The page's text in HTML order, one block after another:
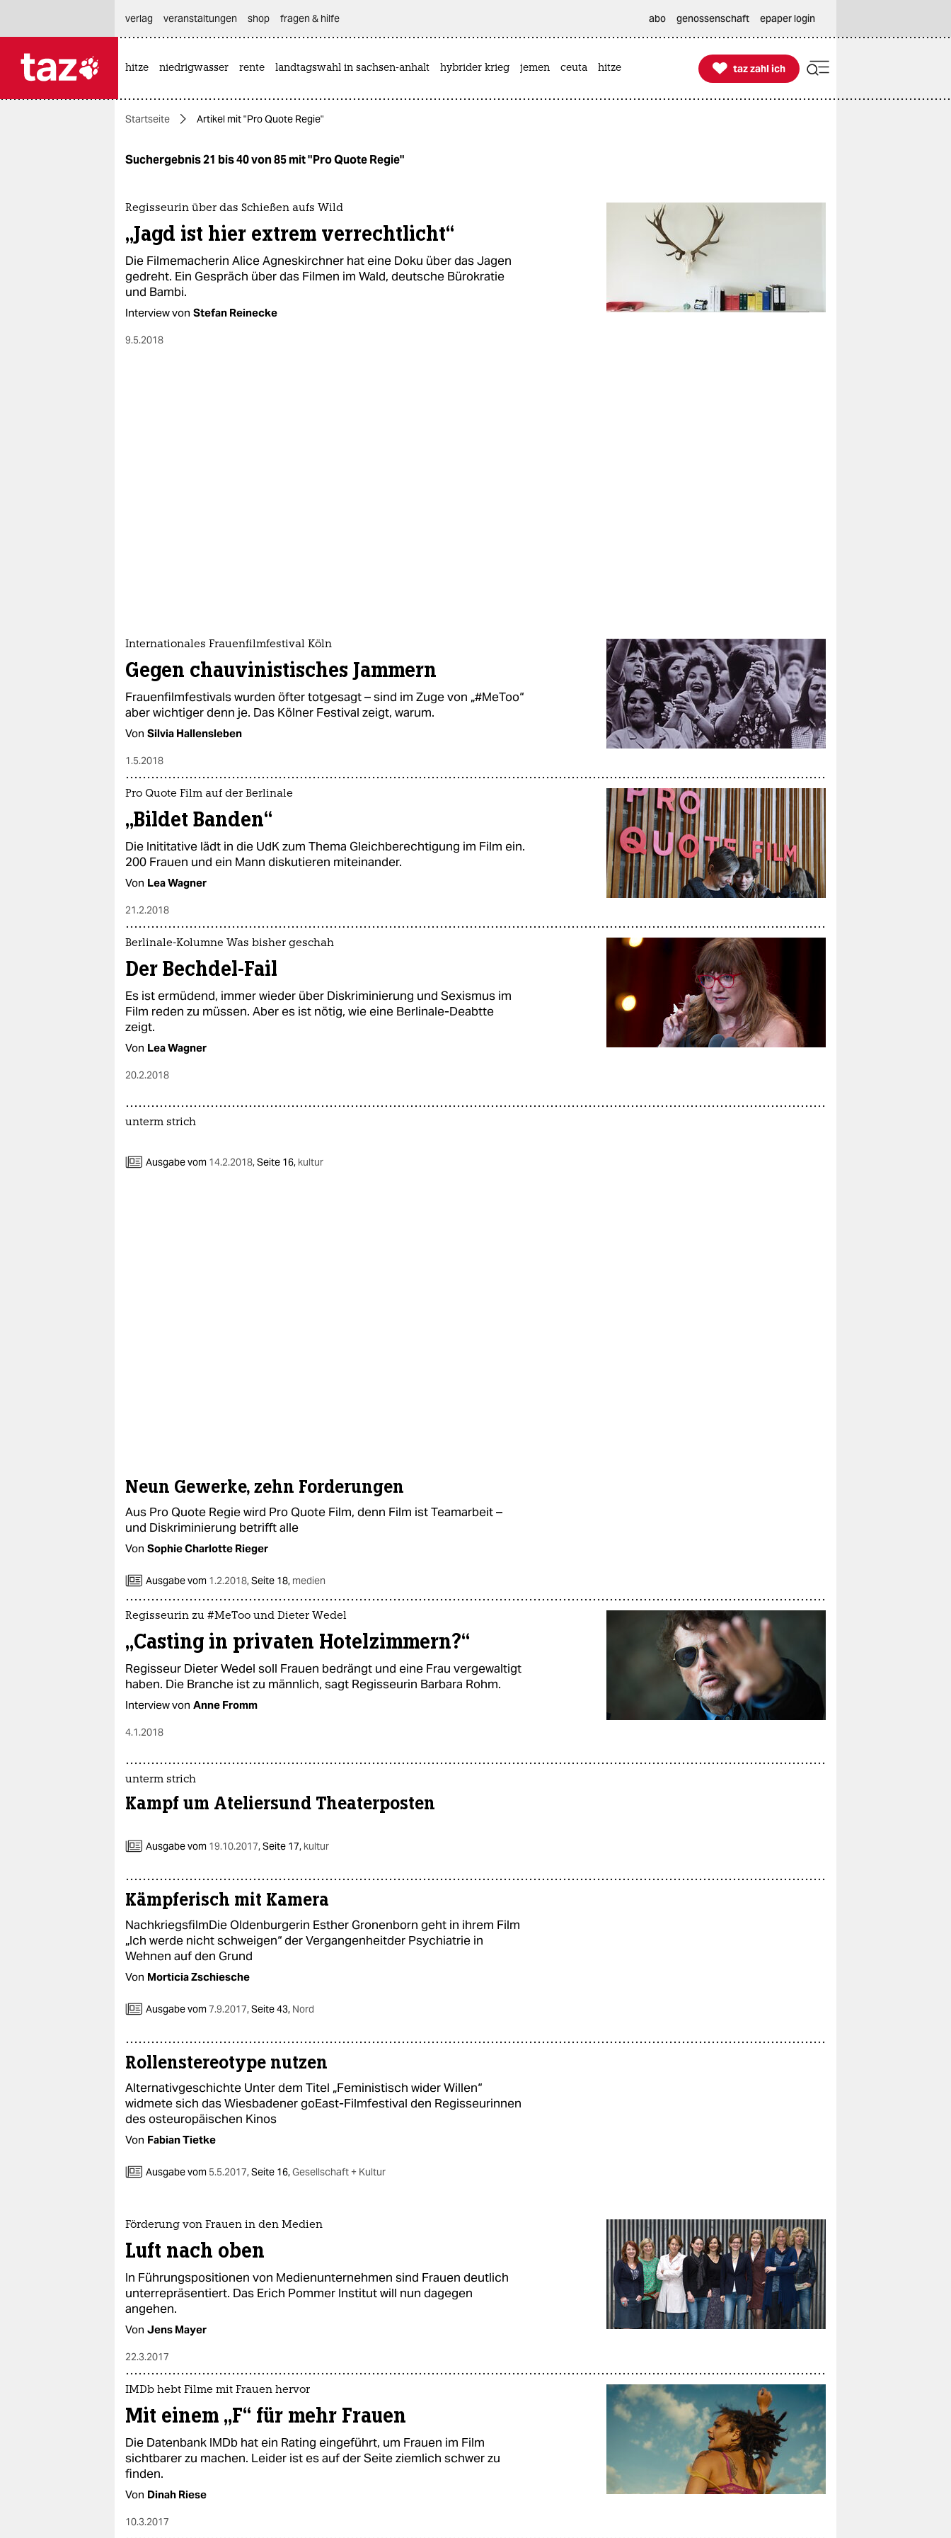
themen
politik
gesellschaft
kultur
sport
berlin
nord
epaper login
verlag
veranstaltungen shop fragen & hilfe abo genossenschaft epaper login
hitze niedrigwasser rente landtagswahl in sachsen-anhalt hybrider krieg jemen ceuta hitze 
taz zahl ich
taz zahl ich
Startseite Artikel mit "Pro Quote Regie"
Suchergebnis 21 bis 40 von 85 mit "Pro Quote Regie"
Regisseurin über das Schießen aufs Wild
„Jagd ist hier extrem verrechtlicht“
Die Filmemacherin Alice Agneskirchner hat eine Doku über das Jagen
gedreht. Ein Gespräch über das Filmen im Wald, deutsche Bürokratie
und Bambi.
Interview von Stefan Reinecke
9.5.2018
Internationales Frauenfilmfestival Köln
Gegen chauvinistisches Jammern
Frauenfilmfestivals wurden öfter totgesagt – sind im Zuge von „#MeToo“
aber wichtiger denn je. Das Kölner Festival zeigt, warum.
Von Silvia Hallensleben
1.5.2018
Pro Quote Film auf der Berlinale
„Bildet Banden“
Die Inititative lädt in die UdK zum Thema Gleichberechtigung im Film ein.
200 Frauen und ein Mann diskutieren miteinander.
Von Lea Wagner
21.2.2018
Berlinale-Kolumne Was bisher geschah
Der Bechdel-Fail
Es ist ermüdend, immer wieder über Diskriminierung und Sexismus im
Film reden zu müssen. Aber es ist nötig, wie eine Berlinale-Deabtte
zeigt.
Von Lea Wagner
20.2.2018
unterm strich
Ausgabe vom 14.2.2018,Seite 16, kultur
Neun Gewerke, zehn Forderungen
Aus Pro Quote Regie wird Pro Quote Film, denn Film ist Teamarbeit –
und Diskriminierung betrifft alle
Von Sophie Charlotte Rieger
Ausgabe vom 1.2.2018,Seite 18, medien
Regisseurin zu #MeToo und Dieter Wedel
„Casting in privaten Hotelzimmern?“
Regisseur Dieter Wedel soll Frauen bedrängt und eine Frau vergewaltigt
haben. Die Branche ist zu männlich, sagt Regisseurin Barbara Rohm.
Interview von Anne Fromm
4.1.2018
unterm strich
Kampf um Ateliersund Theaterposten
Ausgabe vom 19.10.2017,Seite 17, kultur
Kämpferisch mit Kamera
NachkriegsfilmDie Oldenburgerin Esther Gronenborn geht in ihrem Film
„Ich werde nicht schweigen“ der Vergangenheitder Psychiatrie in
Wehnen auf den Grund
Von Morticia Zschiesche
Ausgabe vom7.9.2017,Seite 43, Nord
Rollenstereotype nutzen
Alternativgeschichte Unter dem Titel „Feministisch wider Willen“
widmete sich das Wiesbadener goEast-Filmfestival den Regisseurinnen
des osteuropäischen Kinos
Von Fabian Tietke
Ausgabe vom 5.5.2017,Seite 16,Gesellschaft + Kultur
Förderung von Frauen in den Medien
Luft nach oben
In Führungspositionen von Medienunternehmen sind Frauen deutlich
unterrepräsentiert. Das Erich Pommer Institut will nun dagegen
angehen.
Von Jens Mayer
22.3.2017
IMDb hebt Filme mit Frauen hervor
Mit einem „F“ für mehr Frauen
Die Datenbank IMDb hat ein Rating eingeführt, um Frauen im Film
sichtbarer zu machen. Leider ist es auf der Seite ziemlich schwer zu
finden.
Von Dinah Riese
10.3.2017